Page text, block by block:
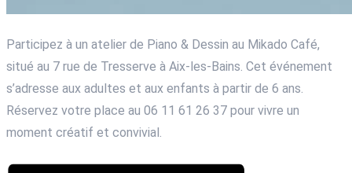
Participez à un atelier de Piano & Dessin au Mikado Café,
situé au 7 rue de Tresserve à Aix-les-Bains. Cet événement
s’adresse aux adultes et aux enfants à partir de 6 ans.
Réservez votre place au 06 11 61 26 37 pour vivre un
moment créatif et convivial.